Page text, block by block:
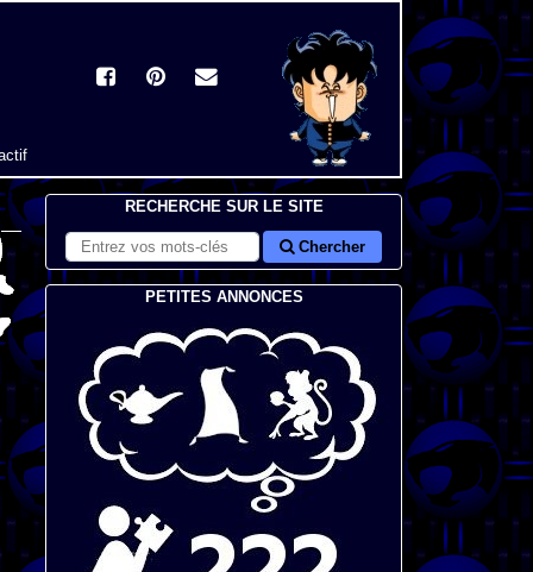
RECHERCHE SUR LE SITE
Chercher
PETITES ANNONCES